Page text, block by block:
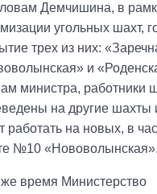
Демчишина, в
угольных шахт,
трех из них:
и
министра, работники
на другие шахты
работать на новых, в
№10 «Нововолынская».
же время Министерство